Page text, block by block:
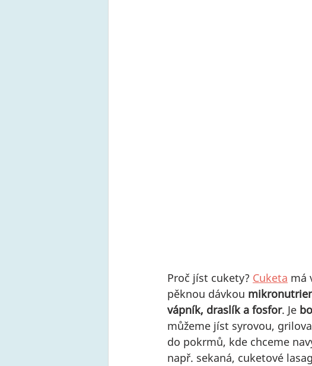
Proč jíst cukety? Cuketa má
pěknou dávkou
vápník, draslík a fosfor. Je
můžeme jíst syrovou,
do pokrmů, kde chceme
např. sekaná, cuketové